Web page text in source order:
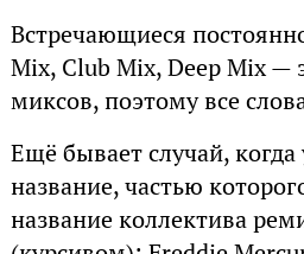
Встречающиеся
Mix, Club Mix, Deep Mix —
миксов, поэтому все
Ещё бывает случай, когда
название, частью
название коллектива